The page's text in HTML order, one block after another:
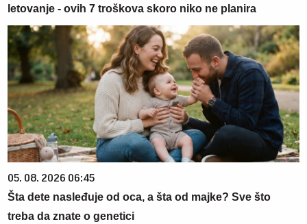
letovanje - ovih 7 troškova skoro niko ne planira
05. 08. 2026 06:45
Šta dete nasleđuje od oca, a šta od majke? Sve što
treba da znate o genetici